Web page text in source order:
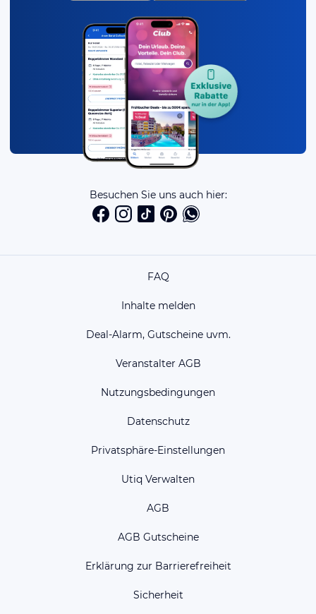
Besuchen Sie uns auch hier:
FAQ
Inhalte melden
Deal-Alarm, Gutscheine uvm.
Veranstalter AGB
Nutzungsbedingungen
Datenschutz
Privatsphäre-Einstellungen
Utiq Verwalten
AGB
AGB Gutscheine
Erklärung zur Barrierefreiheit
Sicherheit